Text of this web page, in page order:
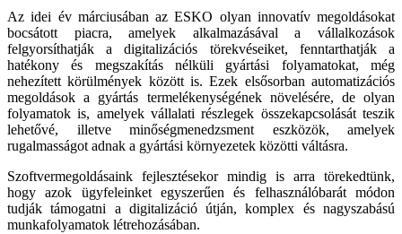
Az idei év márciusában az ESKO olyan innovatív megoldásokat
bocsátott piacra, amelyek alkalma­zásával a vállalkozások
felgyorsíthatják a digita­lizációs törekvéseiket, fenntarthatják a
hatékony és megszakítás nélküli gyártási folyamatokat, még
nehezített körülmények között is. Ezek elsősor­ban automatizációs
megoldások a gyártás terme­lékenységének növelésére, de olyan
folyamatok is, amelyek vállalati részlegek összekapcsolását te­szik
lehetővé, illetve minőségmenedzsment esz­közök, amelyek
rugalmasságot adnak a gyártási környezetek közötti váltásra.
Szoftvermegoldásaink fejlesztésekor mindig is arra törekedtünk,
hogy azok ügyfeleinket egy­szerűen és felhasználóbarát módon
tudják támo­gatni a digitalizáció útján, komplex és nagysza­bású
munkafolyamatok létrehozásában.